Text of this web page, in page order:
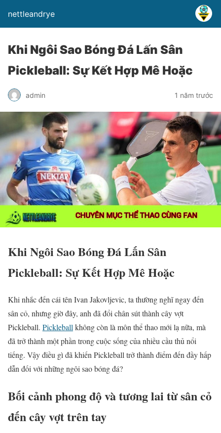
nettleandrye
Khi Ngôi Sao Bóng Đá Lấn Sân
Pickleball: Sự Kết Hợp Mê Hoặc
admin 1 năm trước
Khi Ngôi Sao Bóng Đá Lấn Sân
Pickleball: Sự Kết Hợp Mê Hoặc
Khi nhắc đến cái tên Ivan Jakovljevic, ta thường nghĩ ngay đến
sân cỏ, nhưng giờ đây, anh đã đổi chân sút thành cây vợt
Pickleball. Pickleball không còn là môn thể thao mới lạ nữa, mà
đã trở thành một phần trong cuộc sống của nhiều cầu thủ nổi
tiếng. Vậy điều gì đã khiến Pickleball trở thành điểm đến đầy hấp
dẫn đối với những ngôi sao bóng đá?
Bối cảnh phong độ và tương lai từ sân cỏ
đến cây vợt trên tay